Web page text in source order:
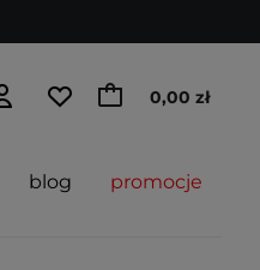
0,00 zł
blog promocje